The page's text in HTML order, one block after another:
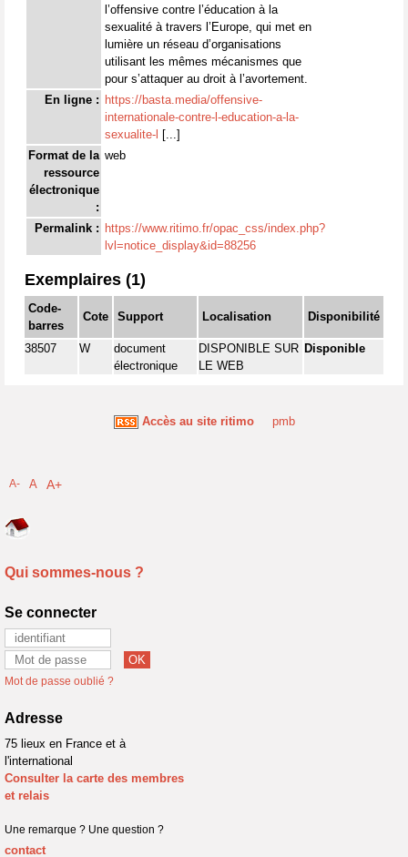
l’offensive contre l’éducation à la
sexualité à travers l’Europe, qui met en
lumière un réseau d’organisations
utilisant les mêmes mécanismes que
pour s’attaquer au droit à l’avortement.
En ligne : https://basta.media/offensive-
internationale-contre-l-education-a-la-
sexualite-l [...]
Format de la
ressource
électronique
:
web
Permalink : https://www.ritimo.fr/opac_css/index.php?
lvl=notice_display&id=88256
Exemplaires (1)
Code-
barres
Cote Support Localisation Disponibilité
38507 W
document
électronique
DISPONIBLE SUR
LE WEB
Disponible
Accès au site ritimo pmb
A- A A+
Qui sommes-nous ?
Se connecter
Mot de passe oublié ?
Adresse
75 lieux en France et à
l'international
Consulter la carte des membres
et relais
Une remarque ? Une question ?
contact